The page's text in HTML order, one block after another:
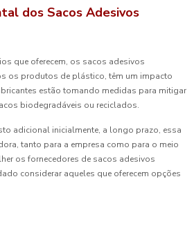
dos Sacos Adesivos
que oferecem, os sacos adesivos
os produtos de plástico, têm um impacto
estão tomando medidas para mitigar
biodegradáveis ou reciclados.
adicional inicialmente, a longo prazo, essa
tanto para a empresa como para o meio
os fornecedores de sacos adesivos
considerar aqueles que oferecem opções